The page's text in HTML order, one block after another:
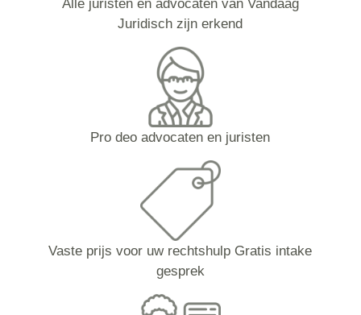
Alle juristen en advocaten van Vandaag
Juridisch zijn erkend
Pro deo advocaten en juristen
Vaste prijs voor uw rechtshulp Gratis intake
gesprek